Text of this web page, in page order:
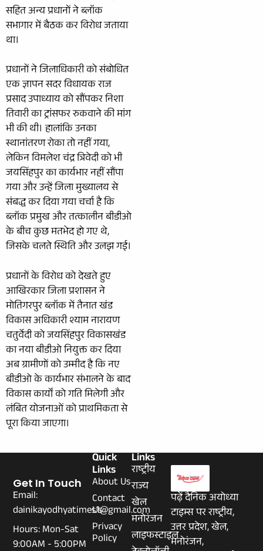
सहित अन्य प्रधानों ने ब्लॉक
सभागार में बैठक कर विरोध जताया
था।
प्रधानों ने जिलाधिकारी को संबोधित
एक ज्ञापन सदर विधायक राज
प्रसाद उपाध्याय को सौंपकर निशा
तिवारी का ट्रांसफर रुकवाने की मांग
भी की थी। हालांकि उनका
स्थानांतरण रोका तो नहीं गया,
लेकिन विमलेश चंद्र त्रिवेदी को भी
जयसिंहपुर का कार्यभार नहीं सौंपा
गया और उन्हें जिला मुख्यालय से
संबद्ध कर दिया गया चर्चा है कि
ब्लॉक प्रमुख और तत्कालीन बीडीओ
के बीच कुछ मतभेद हो गए थे,
जिसके चलते स्थिति और उलझ गई।
प्रधानों के विरोध को देखते हुए
आखिरकार जिला प्रशासन ने
मोतिगरपुर ब्लॉक में तैनात खंड
विकास अधिकारी श्याम नारायण
चतुर्वेदी को जयसिंहपुर विकासखंड
का नया बीडीओ नियुक्त कर दिया
अब ग्रामीणों को उम्मीद है कि नए
बीडीओ के कार्यभार संभालने के बाद
विकास कार्यों को गति मिलेगी और
लंबित योजनाओं को प्राथमिकता से
पूरा किया जाएगा।
पढ़ें दैनिक अयोध्या
टाइम्स पर राष्ट्रीय,
उत्तर प्रदेश, खेल,
मनोरंजन,
Links
राष्ट्रीय
राज्य
खेल
मनोरंजन
लाइफस्टाइल
Quick
Links
About Us
Contact
Us
Privacy
Policy
Get In Touch
Email:
dainikayodhyatimes1@gmail.com
Hours: Mon-Sat
9:00AM - 5:00PM